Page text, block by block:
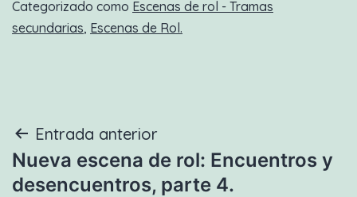
Categorizado como Escenas de rol - Tramas
secundarias, Escenas de Rol.
Navegación
de
Entrada anterior
Nueva escena de rol: Encuentros y
desencuentros, parte 4.